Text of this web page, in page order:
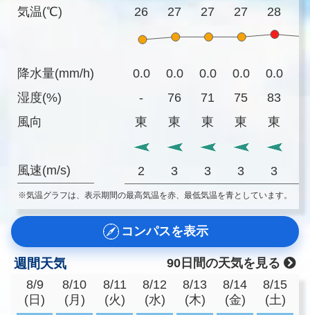
気温(℃)
降水量(mm/h)
湿度(%)
風向
風速(m/s)
26 27 27 27 28
0.0 0.0 0.0 0.0 0.0
-
76 71 75 83
東
東 東 東 東
2 3 3 3 3
※気温グラフは、表示期間の最高気温を赤、最低気温を青としています。
コンパスを表示
週間天気
90日間の天気を見る
8/9
(日)
8/10
(月)
8/11
(火)
8/12
(水)
8/13
(木)
8/14
(金)
8/15
(土)